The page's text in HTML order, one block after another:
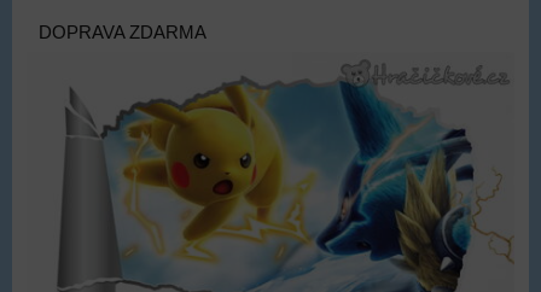
DOPRAVA ZDARMA